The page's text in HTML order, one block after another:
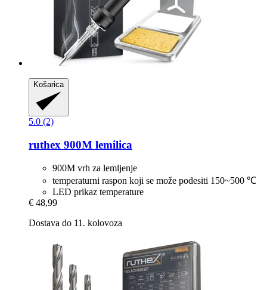
Košarica
5.0 (2)
ruthex 900M lemilica
900M vrh za lemljenje
temperaturni raspon koji se može podesiti 150~500 ℃
LED prikaz temperature
€ 48,99
Dostava do 11. kolovoza